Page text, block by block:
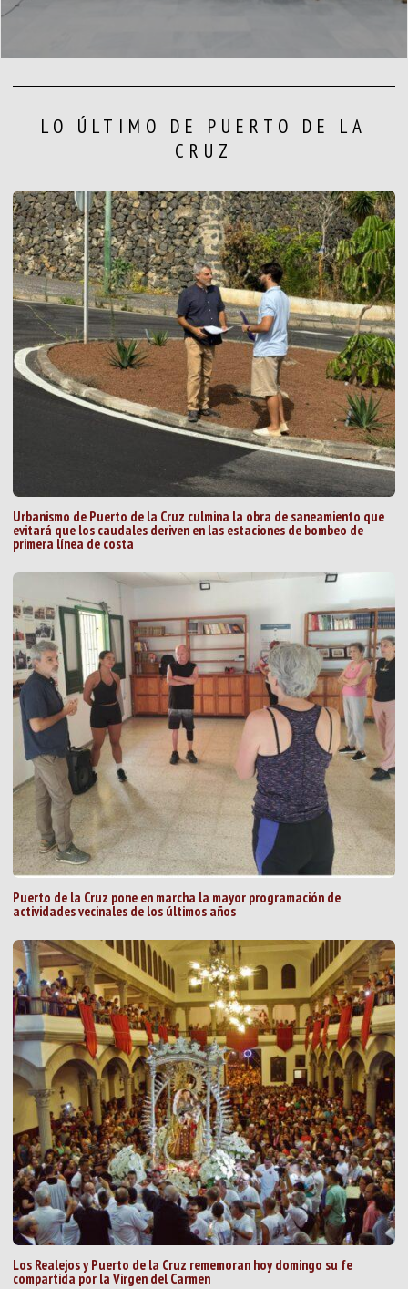
LO ÚLTIMO DE PUERTO DE LA
CRUZ
Urbanismo de Puerto de la Cruz culmina la obra de saneamiento que
evitará que los caudales deriven en las estaciones de bombeo de
primera línea de costa
Puerto de la Cruz pone en marcha la mayor programación de
actividades vecinales de los últimos años
Los Realejos y Puerto de la Cruz rememoran hoy domingo su fe
compartida por la Virgen del Carmen